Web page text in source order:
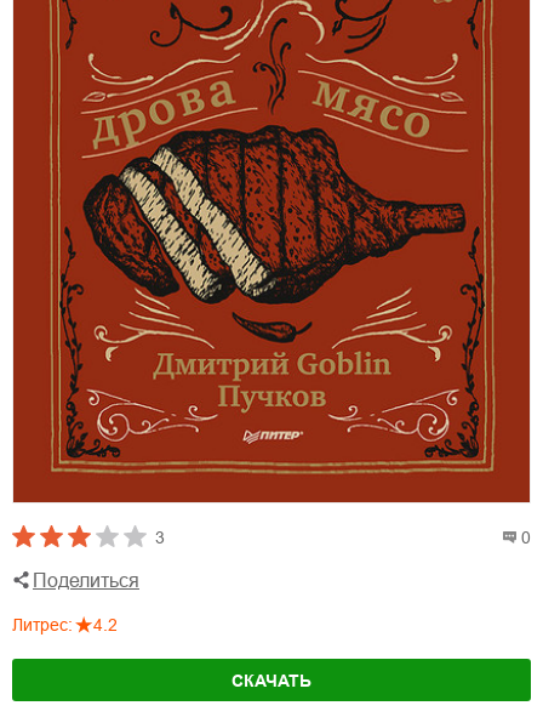
3 0
Поделиться
Литрес: 4.2
СКАЧАТЬ